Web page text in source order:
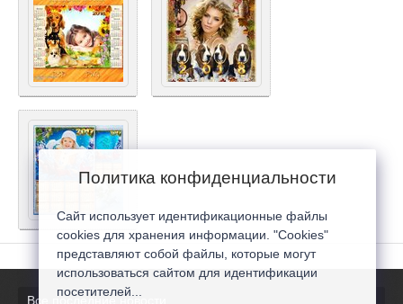
Все последние новости
Политика конфиденциальности
Сайт использует идентификационные файлы
cookies для хранения информации. "Cookies"
представляют собой файлы, которые могут
использоваться сайтом для идентификации
посетителей...